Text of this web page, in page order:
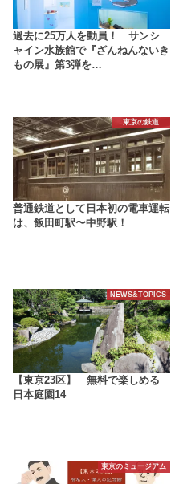
過去に25万人を動員！ サンシ
ャイン水族館で『ざんねんないき
もの展』第3弾を…
東京の鉄道
普通鉄道として日本初の電車運転
は、飯田町駅〜中野駅！
NEWS&TOPICS
【東京23区】 無料で楽しめる
日本庭園14
東京のミュージアム